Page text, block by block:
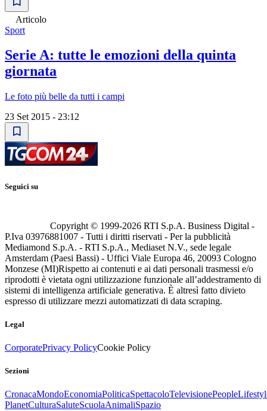
Articolo
Sport
Serie A: tutte le emozioni della quinta
giornata
Le foto più belle da tutti i campi
23 Set 2015 - 23:12
Seguici su
Copyright © 1999-2026 RTI S.p.A. Business Digital -
P.Iva 03976881007 - Tutti i diritti riservati - Per la pubblicità
Mediamond S.p.A. - RTI S.p.A., Mediaset N.V., sede legale
Amsterdam (Paesi Bassi) - Uffici Viale Europa 46, 20093 Cologno
Monzese (MI)Rispetto ai contenuti e ai dati personali trasmessi e/o
riprodotti è vietata ogni utilizzazione funzionale all’addestramento di
sistemi di intelligenza artificiale generativa. È altresì fatto divieto
espresso di utilizzare mezzi automatizzati di data scraping.
Legal
CorporatePrivacy PolicyCookie Policy
Sezioni
CronacaMondoEconomiaPoliticaSpettacoloTelevisionePeople
PlanetCulturaSaluteScuolaAnimaliSpazio